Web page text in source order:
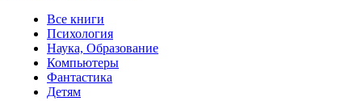
Все книги
Психология
Наука, Образование
Компьютеры
Фантастика
Детям